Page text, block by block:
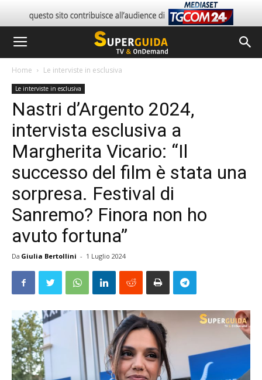
Home Le interviste in esclusiva
Le interviste in esclusiva
Nastri d’Argento 2024,
intervista esclusiva a
Margherita Vicario: “Il
successo del film è stata una
sorpresa. Festival di
Sanremo? Finora non ho
avuto fortuna”
Da Giulia Bertollini - 1 Luglio 2024